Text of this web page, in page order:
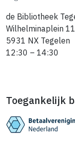
de Bibliotheek
Wilhelminaplein
5931 NX Tegelen
12:30 – 14:30
Toegankelijk